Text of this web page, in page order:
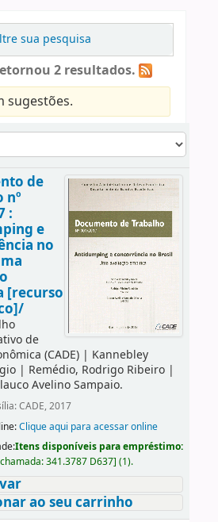
sua pesquisa
2 resultados.
sugestões.
de
nº
:
e
no
[recurso
de
(CADE)| Kannebley
| Remédio, Rodrigo Ribeiro|
Avelino Sampaio.
CADE, 2017
Clique aqui para acessar online
Itens disponíveis para empréstimo:
341.3787 D637] (1).
ao seu carrinho